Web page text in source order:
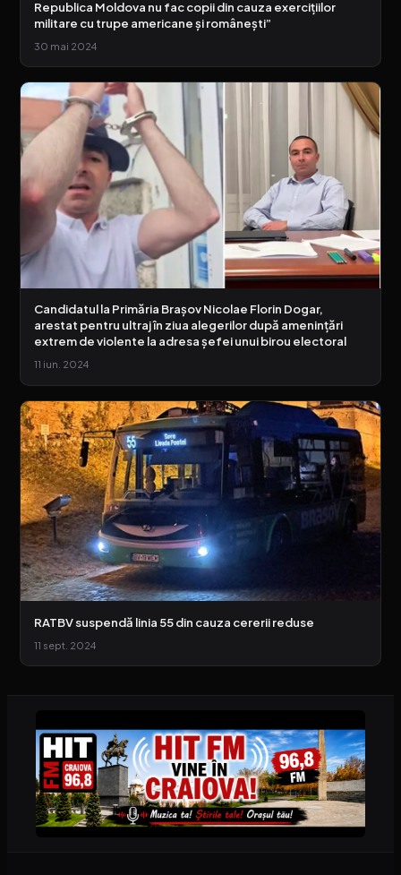
Republica Moldova nu fac copii din cauza exercițiilor
militare cu trupe americane și românești”
30 mai 2024
Candidatul la Primăria Brașov Nicolae Florin Dogar,
arestat pentru ultraj în ziua alegerilor după amenințări
extrem de violente la adresa șefei unui birou electoral
11 iun. 2024
RATBV suspendă linia 55 din cauza cererii reduse
11 sept. 2024